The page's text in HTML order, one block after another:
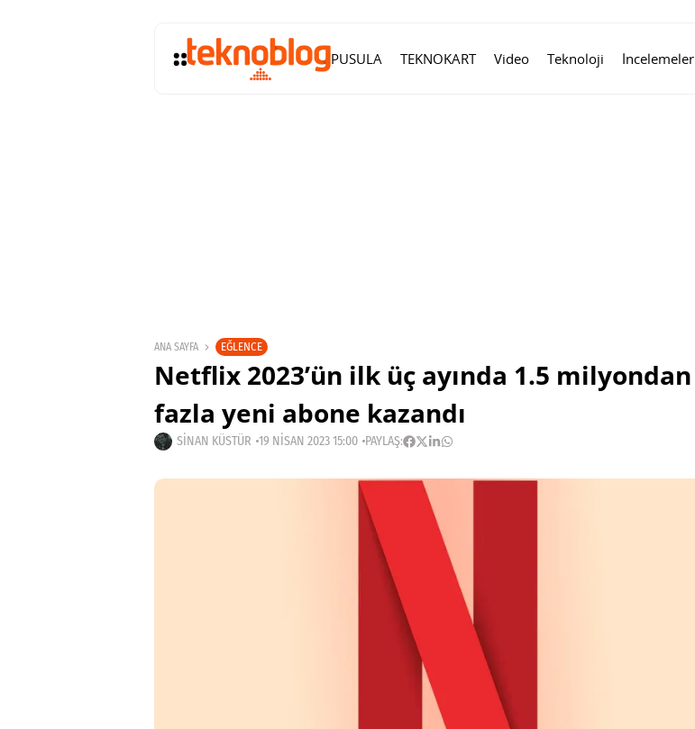
PUSULA TEKNOKART Video Teknoloji İncelemeler
ANA SAYFA EĞLENCE
Netflix 2023’ün ilk üç ayında 1.5 milyondan
fazla yeni abone kazandı
SINAN KÜSTÜR 19 NISAN 2023 15:00 PAYLAŞ: